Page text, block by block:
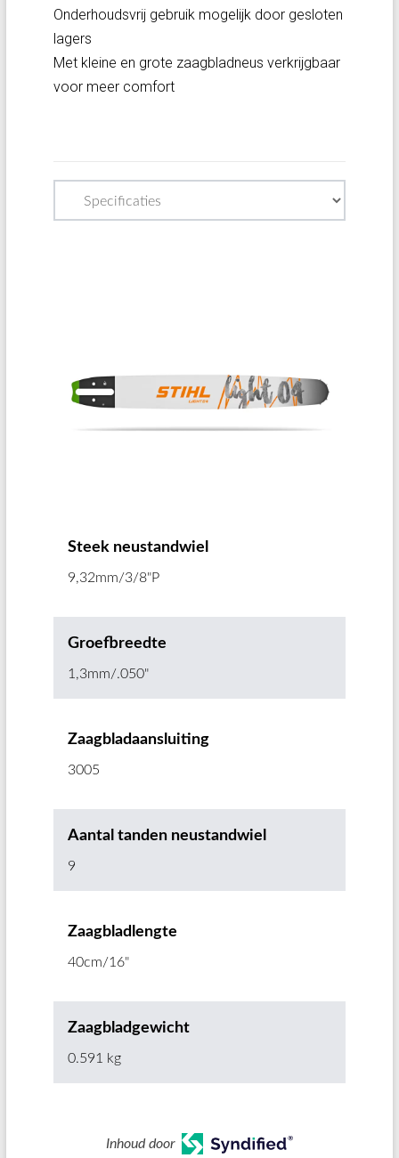
Onderhoudsvrij gebruik mogelijk door gesloten
lagers
Met kleine en grote zaagbladneus verkrijgbaar
voor meer comfort
Steek neustandwiel
9,32mm/3/8"P
Groefbreedte
1,3mm/.050"
Zaagbladaansluiting
3005
Aantal tanden neustandwiel
9
Zaagbladlengte
40cm/16"
Zaagbladgewicht
0.591 kg
Inhoud door